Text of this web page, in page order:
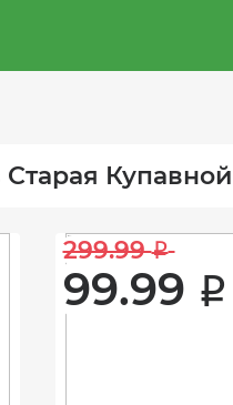
Купавной
299.99 i
99.99 i